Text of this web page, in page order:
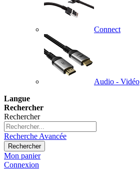
Connect
Audio - Vidéo
Langue
Rechercher
Rechercher
Recherche Avancée
Rechercher
Mon panier
Connexion